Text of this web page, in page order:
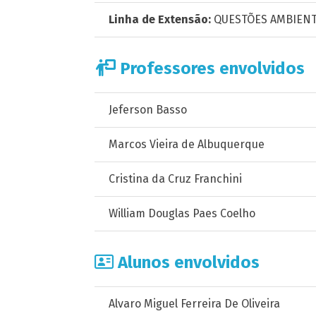
Linha de Extensão: QUESTÕES
Professores envolvidos
Jeferson Basso
Marcos Vieira de Albuquerque
Cristina da Cruz Franchini
William Douglas Paes Coelho
Alunos envolvidos
Alvaro Miguel Ferreira De Oliveira